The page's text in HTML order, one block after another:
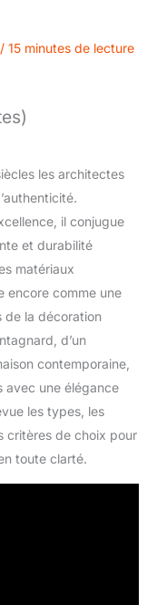
/ 15 minutes de lecture
les architectes
il conjugue
et durabilité
matériaux
encore comme une
de la décoration
d’un
contemporaine,
avec une élégance
les types, les
critères de choix pour
toute clarté.